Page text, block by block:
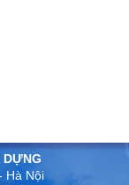
DỰNG
Hà Nội